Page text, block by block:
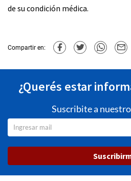
de su condición médica.
Compartir en:
¿Querés estar
Suscribite a